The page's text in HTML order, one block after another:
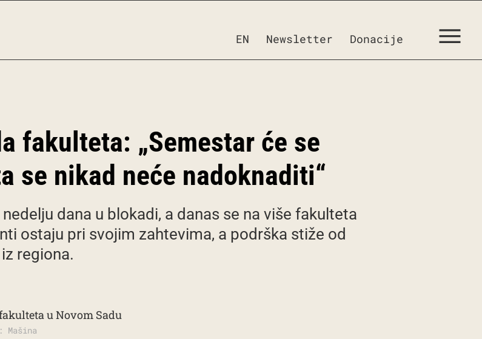
EN Newsletter Donacije
fakulteta: „Semestar će se
se nikad neće nadoknaditi“
dana u blokadi, a danas se na više fakulteta
ostaju pri svojim zahtevima, a podrška stiže od
regiona.
Mašina